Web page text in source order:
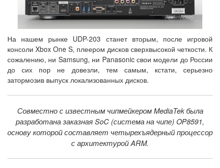
На нашем рынке UDP-203 станет вторым, после игровой
консоли Xbox One S, плеером дисков сверхвысокой четкости. К
сожалению, ни Samsung, ни Panasonic свои модели до России
до сих пор не довезли, тем самым, кстати, серьезно
затормозив выпуск локализованных дисков.
Совместно с известным чипмейкером MediaTek была
разработана заказная SoC (система на чипе) OP8591,
основу которой составляет четырехъядерный процессор
с архитектурой ARM.